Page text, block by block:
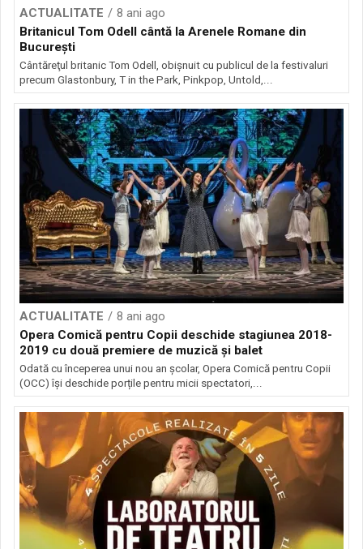
ACTUALITATE
8 ani ago
Britanicul Tom Odell cântă la Arenele Romane din
Bucureşti
Cântăreţul britanic Tom Odell, obişnuit cu publicul de la festivaluri
precum Glastonbury, T in the Park, Pinkpop, Untold,...
ACTUALITATE
8 ani ago
Opera Comică pentru Copii deschide stagiunea 2018-
2019 cu două premiere de muzică și balet
Odată cu începerea unui nou an școlar, Opera Comică pentru Copii
(OCC) își deschide porțile pentru micii spectatori,...